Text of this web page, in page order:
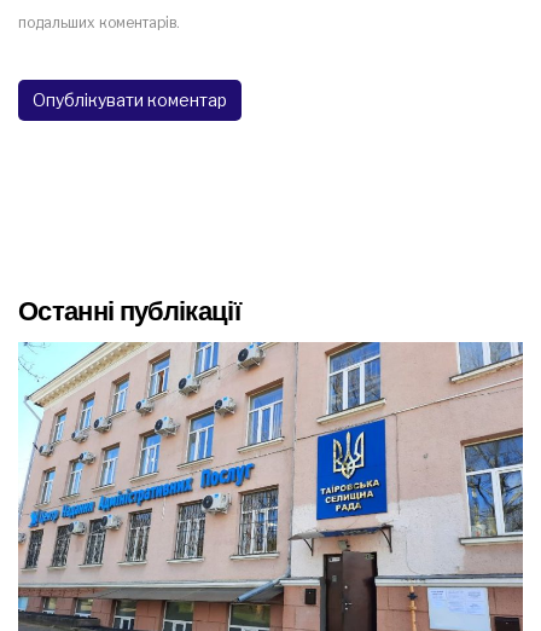
подальших коментарів.
Останні публікації